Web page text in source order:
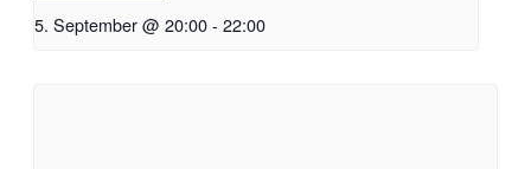
5. September @ 20:00- 22:00